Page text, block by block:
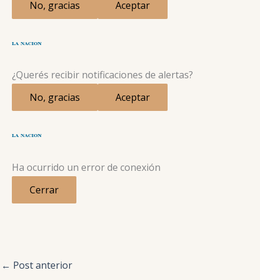
No, gracias
Aceptar
¿Querés recibir notificaciones de alertas?
No, gracias
Aceptar
Ha ocurrido un error de conexión
Cerrar
← Post anterior